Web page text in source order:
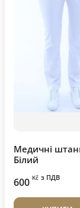
Медичні
Білий
600 Kč з ПДВ